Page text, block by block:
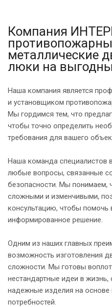
Компания
металлические
люки на
Наша компания является
и установщиком
Мы гордимся тем, что
чтобы точно определить
требования для вашего
Наша команда специалистов
любые вопросы, связанные
безопасности. Мы понимаем,
сложными и изменчивыми,
консультацию, чтобы помочь
информированное решение.
Одним из наших главных
возможность изготовления
сложности. Мы готовы
нестандартные идеи в жизнь,
надежные изделия на основе
потребностей.